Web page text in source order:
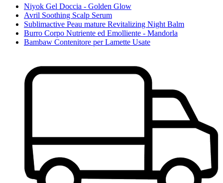
Niyok Gel Doccia - Golden Glow
Avril Soothing Scalp Serum
Sublimactive Peau mature Revitalizing Night Balm
Burro Corpo Nutriente ed Emolliente - Mandorla
Bambaw Contenitore per Lamette Usate